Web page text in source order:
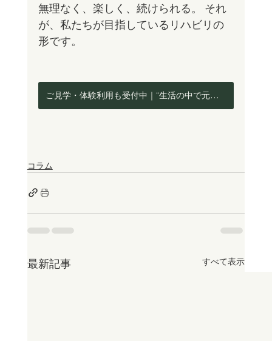
無理なく、楽しく、続けられる。 それ
が、私たちが目指しているリハビリの
形です。
ご見学・体験利用も受付中｜“生活の中で元気を取り戻す”ケア、ぜひ見に来てください。
コラム
最新記事 すべて表示